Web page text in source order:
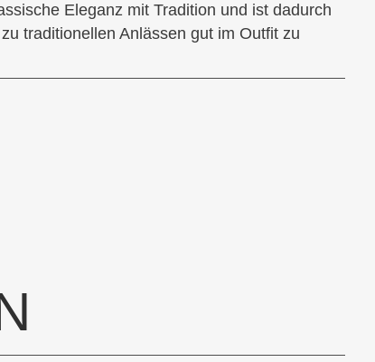
Eleganz mit Tradition und ist dadurch
traditionellen Anlässen gut im Outfit zu